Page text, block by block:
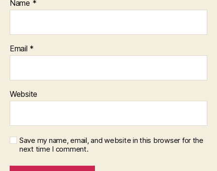
Name *
Email *
Website
Save my name, email, and website in this browser for the
next time I comment.